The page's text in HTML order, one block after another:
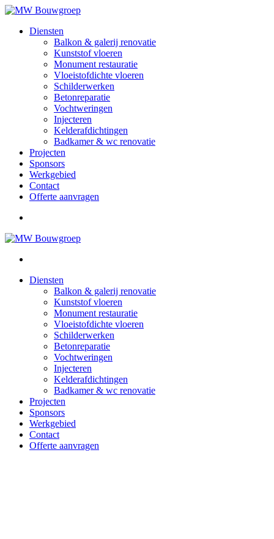
Diensten
Balkon & galerij renovatie
Kunststof vloeren
Monument restauratie
Vloeistofdichte vloeren
Schilderwerken
Betonreparatie
Vochtweringen
Injecteren
Kelderafdichtingen
Badkamer & wc renovatie
Projecten
Sponsors
Werkgebied
Contact
Offerte aanvragen
Diensten
Balkon & galerij renovatie
Kunststof vloeren
Monument restauratie
Vloeistofdichte vloeren
Schilderwerken
Betonreparatie
Vochtweringen
Injecteren
Kelderafdichtingen
Badkamer & wc renovatie
Projecten
Sponsors
Werkgebied
Contact
Offerte aanvragen